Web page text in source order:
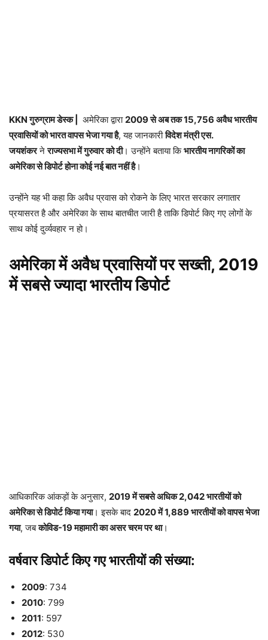
KKN गुरुग्राम डेस्क | अमेरिका द्वारा2009 से अब तक 15,756 अवैध भारतीय
प्रवासियों को भारत वापस भेजा गया है, यह जानकारीविदेश मंत्री एस.
जयशंकरनेराज्यसभा में गुरुवार को दी। उन्होंने बताया किभारतीय नागरिकों का
अमेरिका से डिपोर्ट होना कोई नई बात नहीं है।
उन्होंने यह भी कहा कि अवैध प्रवास को रोकने के लिए भारत सरकार लगातार
प्रयासरत है और अमेरिका के साथ बातचीत जारी है ताकि डिपोर्ट किए गए लोगों के
साथ कोई दुर्व्यवहार न हो।
अमेरिका में अवैध प्रवासियों पर सख्ती, 2019
में सबसे ज्यादा भारतीय डिपोर्ट
आधिकारिक आंकड़ों के अनुसार, 2019 में सबसे अधिक 2,042 भारतीयों को
अमेरिका से डिपोर्ट किया गया। इसके बाद 2020 में 1,889 भारतीयों को वापस भेजा
गया, जबकोविड-19 महामारी का असर चरम पर था।
वर्षवार डिपोर्ट किए गए भारतीयों की संख्या:
2009: 734
2010: 799
2011: 597
2012: 530